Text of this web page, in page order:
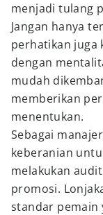
menjadi tulang
Jangan hanya
perhatikan juga
dengan
mudah
memberikan
menentukan.
Sebagai
keberanian
melakukan
promosi.
standar pemain